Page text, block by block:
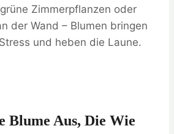
Zimmerpflanzen oder
der Wand – Blumen bringen
und heben die Laune.
Blume Aus, Die Wie